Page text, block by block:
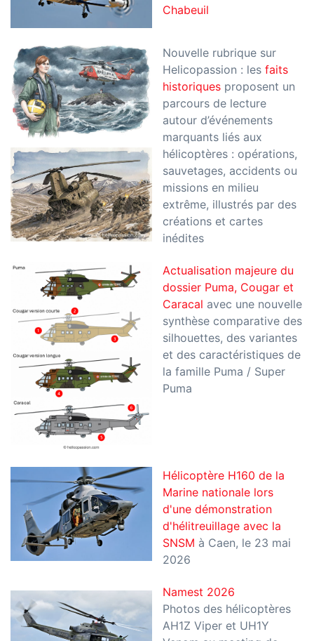
Chabeuil
Nouvelle rubrique sur
Helicopassion : les faits
historiquesproposent un
parcours de lecture
autour d’événements
marquants liés aux
hélicoptères : opérations,
sauvetages, accidents ou
missions en milieu
extrême, illustrés par des
créations et cartes
inédites
Actualisation majeure du
dossier Puma, Cougar et
Caracal avec une nouvelle
synthèse comparative des
silhouettes, des variantes
et des caractéristiques de
la famille Puma / Super
Puma
Hélicoptère H160 de la
Marine nationale lors
d'une démonstration
d'hélitreuillage avec la
SNSM à Caen, le 23 mai
2026
Namest 2026
Photos des hélicoptères
AH1Z Viper et UH1Y